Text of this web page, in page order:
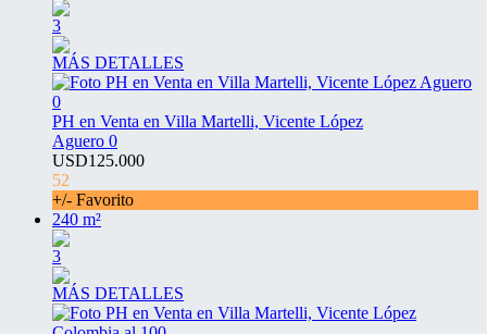
3
MÁS DETALLES
PH en Venta en Villa Martelli, Vicente López
Aguero 0
USD125.000
52
+/- Favorito
240 m²
3
MÁS DETALLES